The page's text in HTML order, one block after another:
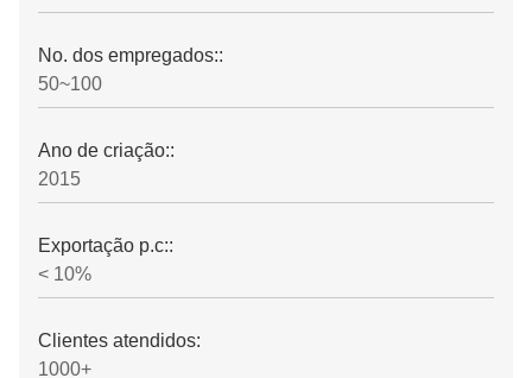
No. dos empregados::
50~100
Ano de criação::
2015
Exportação p.c::
< 10%
Clientes atendidos:
1000+